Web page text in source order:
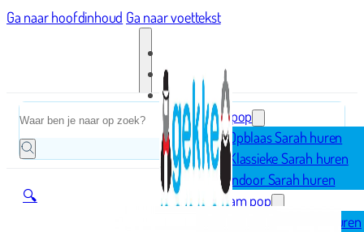
Ga naar hoofdinhoud Ga naar voettekst
Home
Sarah pop
Opblaas Sarah huren
Klassieke Sarah huren
Indoor Sarah huren
Abraham pop
Opblaas Abraham huren
Zoeken
🔍